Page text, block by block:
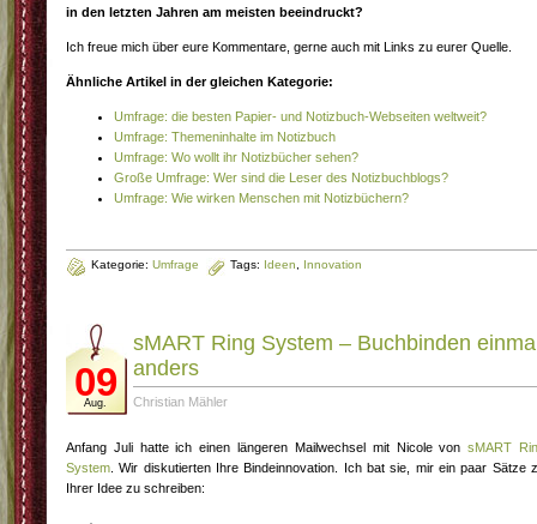
in den letzten Jahren am meisten beeindruckt?
Ich freue mich über eure Kommentare, gerne auch mit Links zu eurer Quelle.
Ähnliche Artikel in der gleichen Kategorie:
Umfrage: die besten Papier- und Notizbuch-Webseiten weltweit?
Umfrage: Themeninhalte im Notizbuch
Umfrage: Wo wollt ihr Notizbücher sehen?
Große Umfrage: Wer sind die Leser des Notizbuchblogs?
Umfrage: Wie wirken Menschen mit Notizbüchern?
Kategorie: Umfrage Tags: Ideen Innovation
09
Aug.
sMART Ring System – Buchbinden
anders
Christian Mähler
Anfang Juli hatte ich einen längeren Mailwechsel mit Nicole vonsMART
System . Wir diskutierten Ihre Bindeinnovation. Ich bat sie, mir ein paar Sätze
Ihrer Idee zu schreiben: